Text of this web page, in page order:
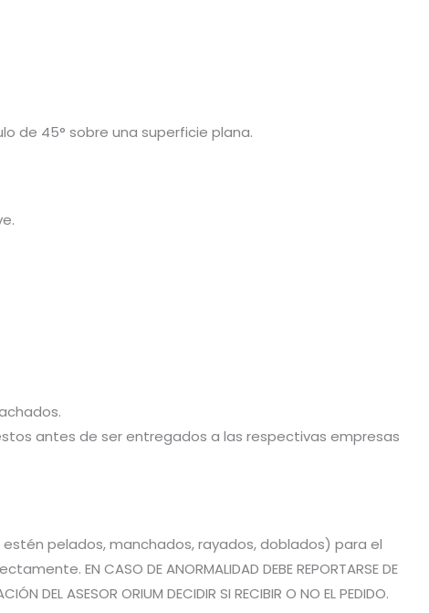
de 45° sobre una superficie plana.
antes de ser entregados a las respectivas empresas
estén pelados, manchados, rayados, doblados) para el
EN CASO DE ANORMALIDAD DEBE REPORTARSE DE
DEL ASESOR ORIUM DECIDIR SI RECIBIR O NO EL PEDIDO.